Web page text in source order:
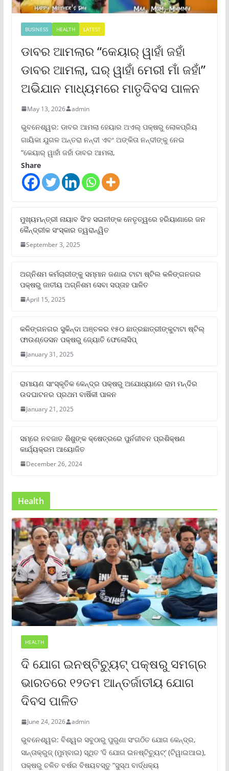
BUSINESS HEALTH LATEST
ଡାବର ଆମଲାର “କେୟାର୍ ୱାହାଁ ଜହାଁ
ଡାବର ଆମଲା, ଘର୍ ୱାହାଁ ମେରୀ ମାଁ ଜହାଁ”
ଅଭିଯାନ ମାଧ୍ୟମରେ ମାତୃଦିବସ ପାଳନ
May 13, 2026 admin
ଭୁବନେଶ୍ୱର: ଡାବର ଆମଲା ହେୟାର ଅଏଲ୍ ପକ୍ଷରୁ ଲୋକପ୍ରିୟ
ଗାୟିକା ଯୁଗଳ ଅନ୍ତରା ନନ୍ଦୀ ଏବଂ ଅଙ୍କିତା ନନ୍ଦୀଙ୍କୁ ନେଇ
“କେୟାର୍ ୱାହାଁ ଜହାଁ ଡାବର ଆମଲା,
Share
ମୁଖ୍ୟମନ୍ତ୍ରୀ ନାୟାବ ସିଂହ ସଇନୀଙ୍କ ନେତୃତ୍ୱରେ ହରିୟାଣାରେ ଜନ
କୈନ୍ଦ୍ରୀକ ସଂସ୍କାର ତ୍ୱରାନ୍ୱିତ
September 3, 2025
ଅଗ୍ନିଶମ କର୍ମଚାରୀଙ୍କୁ ସମ୍ମାନ ଜଣାଇ ଟାଟା ଷ୍ଟିଲ କଳିଙ୍ଗନଗର
ପକ୍ଷରୁ ଜାତୀୟ ଅଗ୍ନିଶମ ସେବା ସପ୍ତାହ ପାଳିତ
April 15, 2025
କଳିଙ୍ଗନଗର ସୁକିନ୍ଦା ଅଞ୍ଚଳର ୧୫୦ ଛାତ୍ରଛାତ୍ରୀଙ୍କୁଟାଟା ଷ୍ଟିଲ୍
ଫାଉଣ୍ଡେସନ ପକ୍ଷରୁ ଜ୍ୟୋତି ଫେଲୋସିପ୍‌
January 31, 2025
ରାମାୟଣ ସାଂସ୍କୃତିକ କେନ୍ଦ୍ର ପକ୍ଷରୁ ଅଯୋଧ୍ୟାରେ ରାମ ମନ୍ଦିର
ଉଦଘାଟନର ପ୍ରଥମ ବାର୍ଷିକୀ ପାଳନ
January 21, 2025
ସମ୍‌ରେ ନବଜାତ ଶିଶୁଙ୍କ କ୍ଷେତ୍ରରେ ପୁର୍ନଜୀବନ ପ୍ରଶିକ୍ଷଣ
କାର୍ଯ୍ୟକ୍ରମ ଆୟୋଜିତ
December 26, 2024
Health
HEALTH
ଦି ଯୋଗ ଇନଷ୍ଟିଚ୍ୟୁଟ୍ ପକ୍ଷରୁ ସମଗ୍ର
ଭାରତରେ ୧୨ତମ ଆନ୍ତର୍ଜାତୀୟ ଯୋଗ
ଦିବସ ପାଳିତ
June 24, 2026 admin
ଭୁବନେଶ୍ୱର: ବିଶ୍ୱର ସବୁଠାରୁ ପୁରୁଣା ସଂଗଠିତ ଯୋଗ କେନ୍ଦ୍ର,
ସାନ୍ତାକ୍ରୁଜ୍ (ମୁମ୍ବାଇ) ସ୍ଥିତ ‘ଦି ଯୋଗ ଇନଷ୍ଟିଚ୍ୟୁଟ୍‌’ (ଟିୱାଇଆଇ),
ପକ୍ଷରୁ ଚଳିତ ବର୍ଷର ବିଷୟବସ୍ତୁ “ସୁସ୍ଥ ବାର୍ଦ୍ଧକ୍ୟ